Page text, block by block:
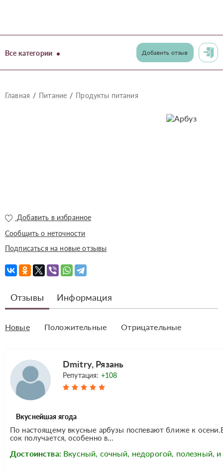
Все категории Добавить отзыв
Главная Питание Продукты питания
Добавить в избранное
Сообщить о неточности
Подписаться на новые отзывы
Отзывы Информация
Новые Положительные Отрицательные
Dmitry, Рязань
Репутация: +108
Вкуснейшая ягода
По настоящему вкусные арбузы поспевают ближе к
сок получается, особенно в...
Достоинства: Вкусный, сочный, недорогой, полезный,